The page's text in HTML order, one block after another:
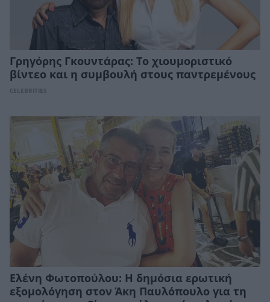
Γρηγόρης Γκουντάρας: Το χιουμοριστικό
βίντεο και η συμβουλή στους παντρεμένους
CELEBRITIES
Ελένη Φωτοπούλου: Η δημόσια ερωτική
εξομολόγηση στον Άκη Παυλόπουλο για τη